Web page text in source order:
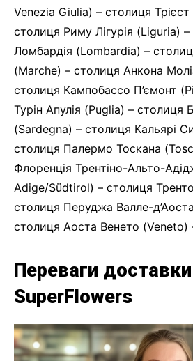
Venezia Giulia) – столиця
столиця Риму Лігурія (Liguria)
Ломбардія (Lombardia) –
(Marche) – столиця Анкона
столиця Кампобассо П’ємонт
Турін Апулія (Puglia) – столиця
(Sardegna) – столиця Кальярі
столиця Палермо Тоскана
Флоренція Трентіно-Альто-
Adige/Südtirol) – столиця
столиця Перуджа Валле-
столиця Аоста Венето (Veneto)
Переваги доставки
SuperFlowers